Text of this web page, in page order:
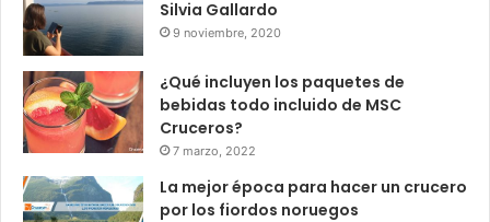
Silvia Gallardo
9 noviembre, 2020
¿Qué incluyen los paquetes de
bebidas todo incluido de MSC
Cruceros?
7 marzo, 2022
La mejor época para hacer un crucero
por los fiordos noruegos